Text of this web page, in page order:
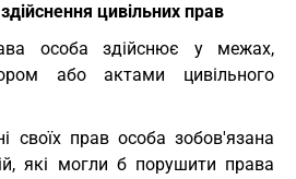
цивільних прав
особа здійснює у межах,
або актами цивільного
своїх прав особа зобов'язана
які могли б порушити права